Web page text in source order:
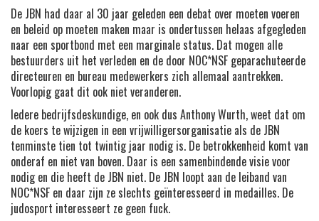
De JBN had daar al 30 jaar geleden een debat over moeten voeren
en beleid op moeten maken maar is ondertussen helaas afgegleden
naar een sportbond met een marginale status. Dat mogen alle
bestuurders uit het verleden en de door NOC*NSF geparachuteerde
directeuren en bureau medewerkers zich allemaal aantrekken.
Voorlopig gaat dit ook niet veranderen.
Iedere bedrijfsdeskundige, en ook dus Anthony Wurth, weet dat om
de koers te wijzigen in een vrijwilligersorganisatie als de JBN
tenminste tien tot twintig jaar nodig is. De betrokkenheid komt van
onderaf en niet van boven. Daar is een samenbindende visie voor
nodig en die heeft de JBN niet. De JBN loopt aan de leiband van
NOC*NSF en daar zijn ze slechts geïnteresseerd in medailles. De
judosport interesseert ze geen fuck.